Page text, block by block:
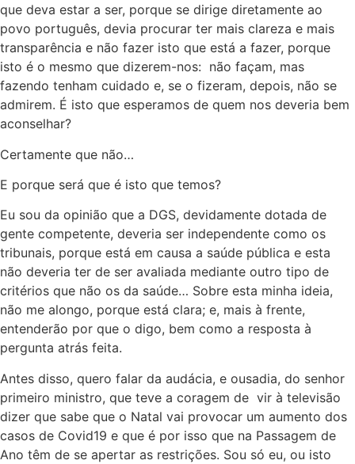
que deva estar a ser, porque se dirige diretamente ao
povo português, devia procurar ter mais clareza e mais
transparência e não fazer isto que está a fazer, porque
isto é o mesmo que dizerem-nos: não façam, mas
fazendo tenham cuidado e, se o fizeram, depois, não se
admirem. É isto que esperamos de quem nos deveria bem
aconselhar?
Certamente que não…
E porque será que é isto que temos?
Eu sou da opinião que a DGS, devidamente dotada de
gente competente, deveria ser independente como os
tribunais, porque está em causa a saúde pública e esta
não deveria ter de ser avaliada mediante outro tipo de
critérios que não os da saúde… Sobre esta minha ideia,
não me alongo, porque está clara; e, mais à frente,
entenderão por que o digo, bem como a resposta à
pergunta atrás feita.
Antes disso, quero falar da audácia, e ousadia, do senhor
primeiro ministro, que teve a coragem de vir à televisão
dizer que sabe que o Natal vai provocar um aumento dos
casos de Covid19 e que é por isso que na Passagem de
Ano têm de se apertar as restrições. Sou só eu, ou isto